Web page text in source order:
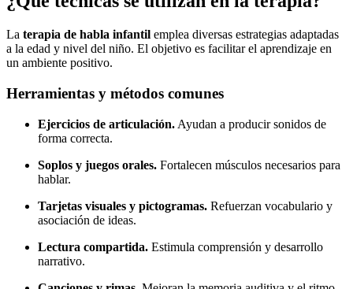
La terapia de habla infantil emplea diversas estrategias adaptadas
a la edad y nivel del niño. El objetivo es facilitar el aprendizaje en
un ambiente positivo.
Herramientas y métodos comunes
Ejercicios de articulación. Ayudan a producir sonidos de
forma correcta.
Soplos y juegos orales. Fortalecen músculos necesarios para
hablar.
Tarjetas visuales y pictogramas. Refuerzan vocabulario y
asociación de ideas.
Lectura compartida. Estimula comprensión y desarrollo
narrativo.